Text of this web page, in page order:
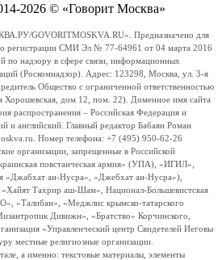
2026 © «Говорит Москва»
GOVORITMOSKVA.RU». Предназначено для
о регистрации СМИ Эл № 77-64961 от 04 марта 2016
по надзору в сфере связи, информационных
(Роскомнадзор). Адрес: 123298, Москва, ул. 3-я
Общество с ограниченной ответственностью
дом 12, пом. 22). Доменное имя сайта
распространения – Российская Федерация и
и английский. Главный редактор Бабаян Роман
Номер телефона: +7 (495) 950-62-26
организации, запрещенные в Российской
повстанческая армия» (УПА), «ИГИЛ»,
ан-Нусра», «Джебхат ан-Нусра»),
«Хайят Тахрир аш-Шам», Национал-Большевистская
«Талибан», «Меджлис крымско-татарского
Дивижн», «Братство» Корчинского,
«Управленческий центр Свидетелей Иеговы
местные религиозные организации.
а именно: текстовые материалы, элементы